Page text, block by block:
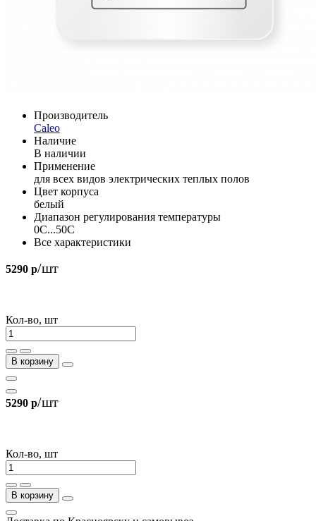
Производитель
Caleo
Наличие
В наличии
Применение
для всех видов электрических теплых полов
Цвет корпуса
белый
Диапазон регулирования температуры
0С...50С
Все характеристики
5290 р/шт
Кол-во, шт
В корзину
5290 р/шт
Кол-во, шт
В корзину